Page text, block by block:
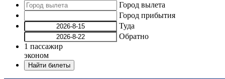
Город вылета
Город прибытия
Туда
Обратно
1 пассажир
эконом
Найти билеты